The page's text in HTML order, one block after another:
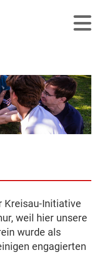
Kreisau-Initiative
weil hier unsere
wurde als
engagierten